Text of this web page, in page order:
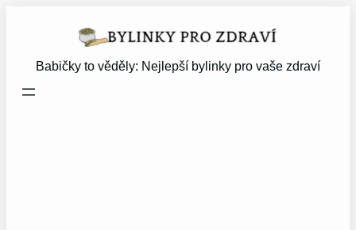
Babičky to věděly: Nejlepší bylinky pro vaše zdraví